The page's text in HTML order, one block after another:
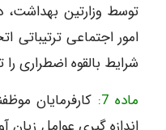
توسط وزارتین
امور اجتماعی ترتیباتی
شرایط بالقوه اضطراری
ماده 7:
کارفرمایان